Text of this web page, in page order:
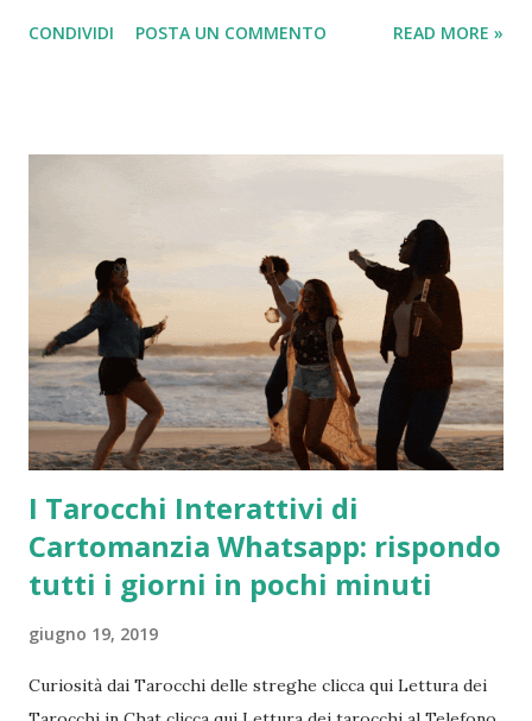
è stata recuperata dagli uomini della capitaneria di porto e
porto, in soccorso della donna irlandese si era tuffato dalla
nave un marinaio di Msc Seaview originario delle Isole
Samoa, si apprende da Msc, mettendo subito in salvo la
donna. La nave da crociera, una volta assicurato che la
turista non fosse in pericolo di vita, è potuta ripartire già
ieri s...
CONDIVIDI POSTA UN COMMENTO READ MORE »
I Tarocchi Interattivi di
Cartomanzia Whatsapp: rispondo
tutti i giorni in pochi minuti
giugno 19, 2019
Curiosità dai Tarocchi delle streghe clicca qui Lettura dei